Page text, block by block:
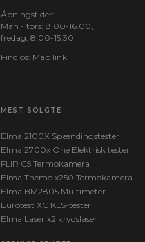
Åbningstider:
Man - tors: 8.00-16.00,
fredag: 8.00-15.30
Find os: Map link
MEST SOLGTE
Elma 2100X Spændingstester
Elma 2700x One Elektrisk tester
FLIR C5 Termokamera
Elma Themo x250 Termokamera
Elma BM2805 Multimeter
Eurotest XC KLS-tester
Elma Laser x2 krydslaser